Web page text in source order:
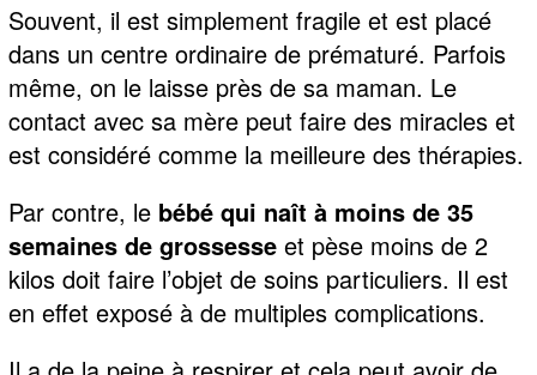
Souvent, il est simplement fragile et est placé
dans un centre ordinaire de prématuré. Parfois
même, on le laisse près de sa maman. Le
contact avec sa mère peut faire des miracles et
est considéré comme la meilleure des thérapies.
Par contre, le bébé qui naît à moins de 35
semaines de grossesse et pèse moins de 2
kilos doit faire l’objet de soins particuliers. Il est
en effet exposé à de multiples complications.